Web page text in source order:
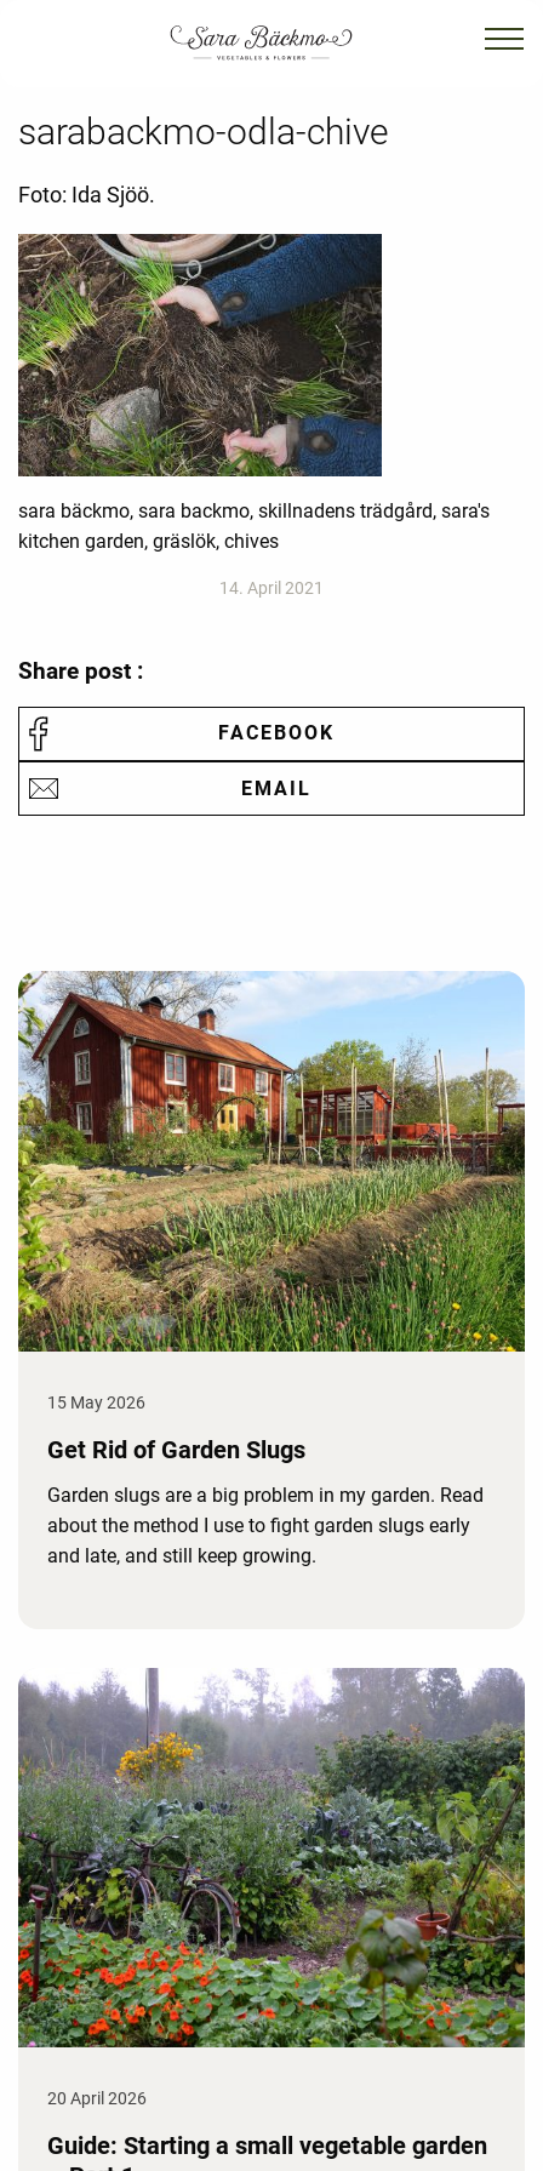
sarabackmo-odla-chive
Foto: Ida Sjöö.
sara bäckmo, sara backmo, skillnadens trädgård, sara's
kitchen garden, gräslök, chives
14. April 2021
Share post :
FACEBOOK
EMAIL
15 May 2026
Get Rid of Garden Slugs
Garden slugs are a big problem in my garden. Read
about the method I use to fight garden slugs early
and late, and still keep growing.
20 April 2026
Guide: Starting a small vegetable garden